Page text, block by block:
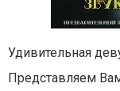
Удивительная
Представляем